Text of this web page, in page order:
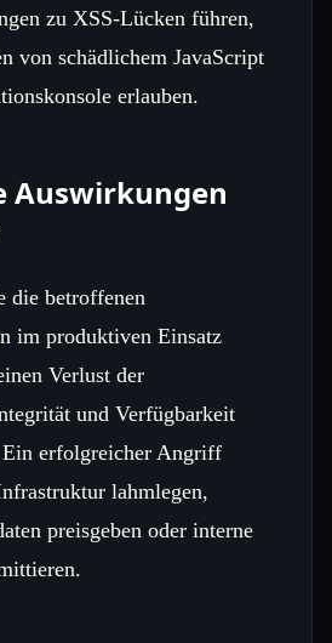
zu XSS‑Lücken führen,
von schädlichem JavaScript
erlauben.
Auswirkungen
die betroffenen
im produktiven Einsatz
Verlust der
und Verfügbarkeit
erfolgreicher Angriff
lahmlegen,
preisgeben oder interne